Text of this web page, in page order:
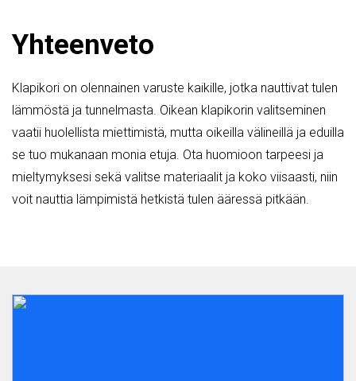
Yhteenveto
Klapikori on olennainen varuste kaikille, jotka nauttivat tulen
lämmöstä ja tunnelmasta. Oikean klapikorin valitseminen
vaatii huolellista miettimistä, mutta oikeilla välineillä ja eduilla
se tuo mukanaan monia etuja. Ota huomioon tarpeesi ja
mieltymyksesi sekä valitse materiaalit ja koko viisaasti, niin
voit nauttia lämpimistä hetkistä tulen ääressä pitkään.